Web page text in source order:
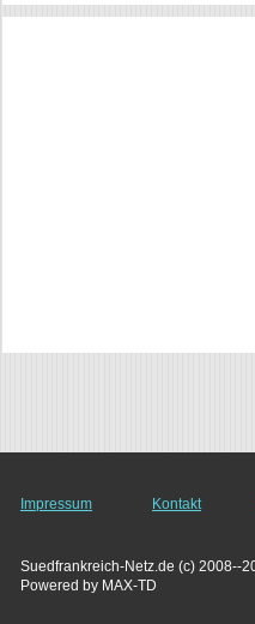
Impressum Kontakt
Suedfrankreich-Netz.de (c) 2008--
Powered by MAX-TD